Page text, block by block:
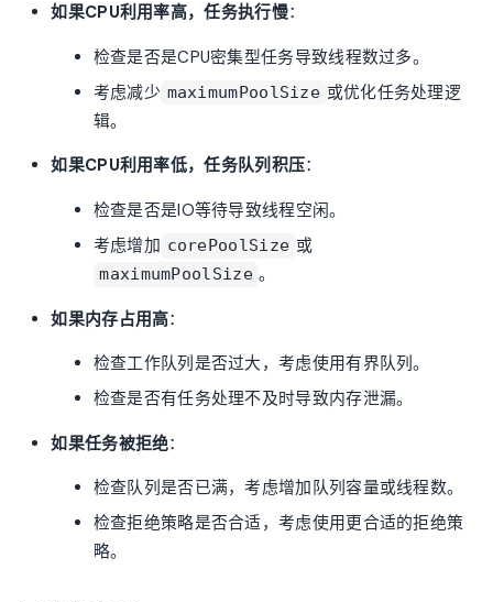
如果CPU利用率高，任务执行慢：
检查是否是CPU密集型任务导致线程数过多。
考虑减少 maximumPoolSize 或优化任务处理逻
辑。
如果CPU利用率低，任务队列积压：
检查是否是IO等待导致线程空闲。
考虑增加 corePoolSize 或
maximumPoolSize 。
如果内存占用高：
检查工作队列是否过大，考虑使用有界队列。
检查是否有任务处理不及时导致内存泄漏。
如果任务被拒绝：
检查队列是否已满，考虑增加队列容量或线程数。
检查拒绝策略是否合适，考虑使用更合适的拒绝策
略。